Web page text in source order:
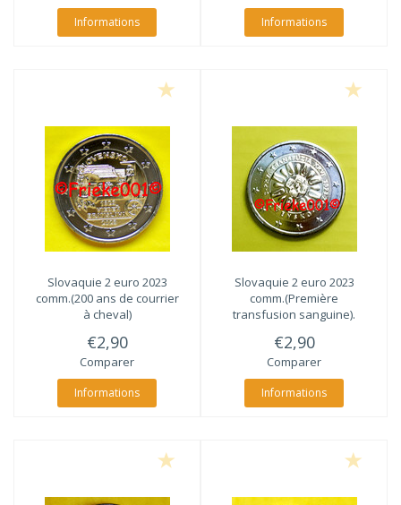
Informations Informations
Slovaquie 2 euro 2023
comm.(200 ans de courrier
à cheval)
€2,90
Comparer
Informations
Slovaquie 2 euro 2023
comm.(Première
transfusion sanguine).
€2,90
Comparer
Informations